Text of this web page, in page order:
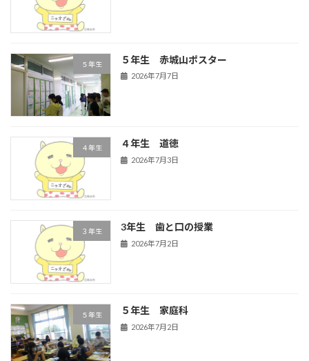
５年生 ５年生 赤城山ポスター
2026年7月7日
４年生 ４年生 道徳
2026年7月3日
３年生 3年生 歯と口の授業
2026年7月2日
５年生 ５年生 家庭科
2026年7月2日